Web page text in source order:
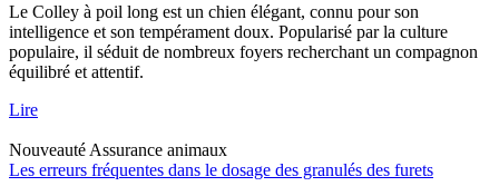
Le Colley à poil long est un chien élégant, connu pour son
intelligence et son tempérament doux. Popularisé par la culture
populaire, il séduit de nombreux foyers recherchant un compagnon
équilibré et attentif.
Lire
Nouveauté Assurance animaux
Les erreurs fréquentes dans le dosage des granulés des furets